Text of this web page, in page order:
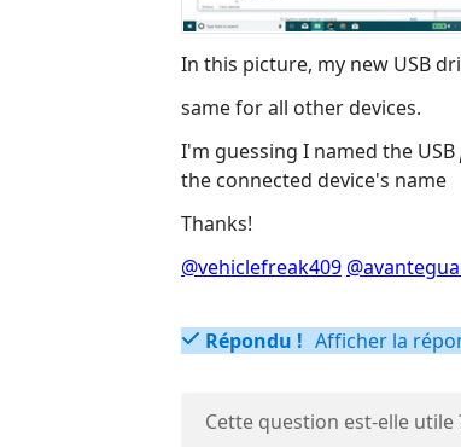
In this picture, my new USB
same for all other devices.
I'm guessing I named the USB
the connected device's name
Thanks!
@vehiclefreak409
Répondu ! Afficher la
Cette question est-elle utile